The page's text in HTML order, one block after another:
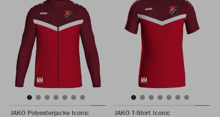
JAKO Polyesterjacke Iconic
JAKO T-Shirt Iconic